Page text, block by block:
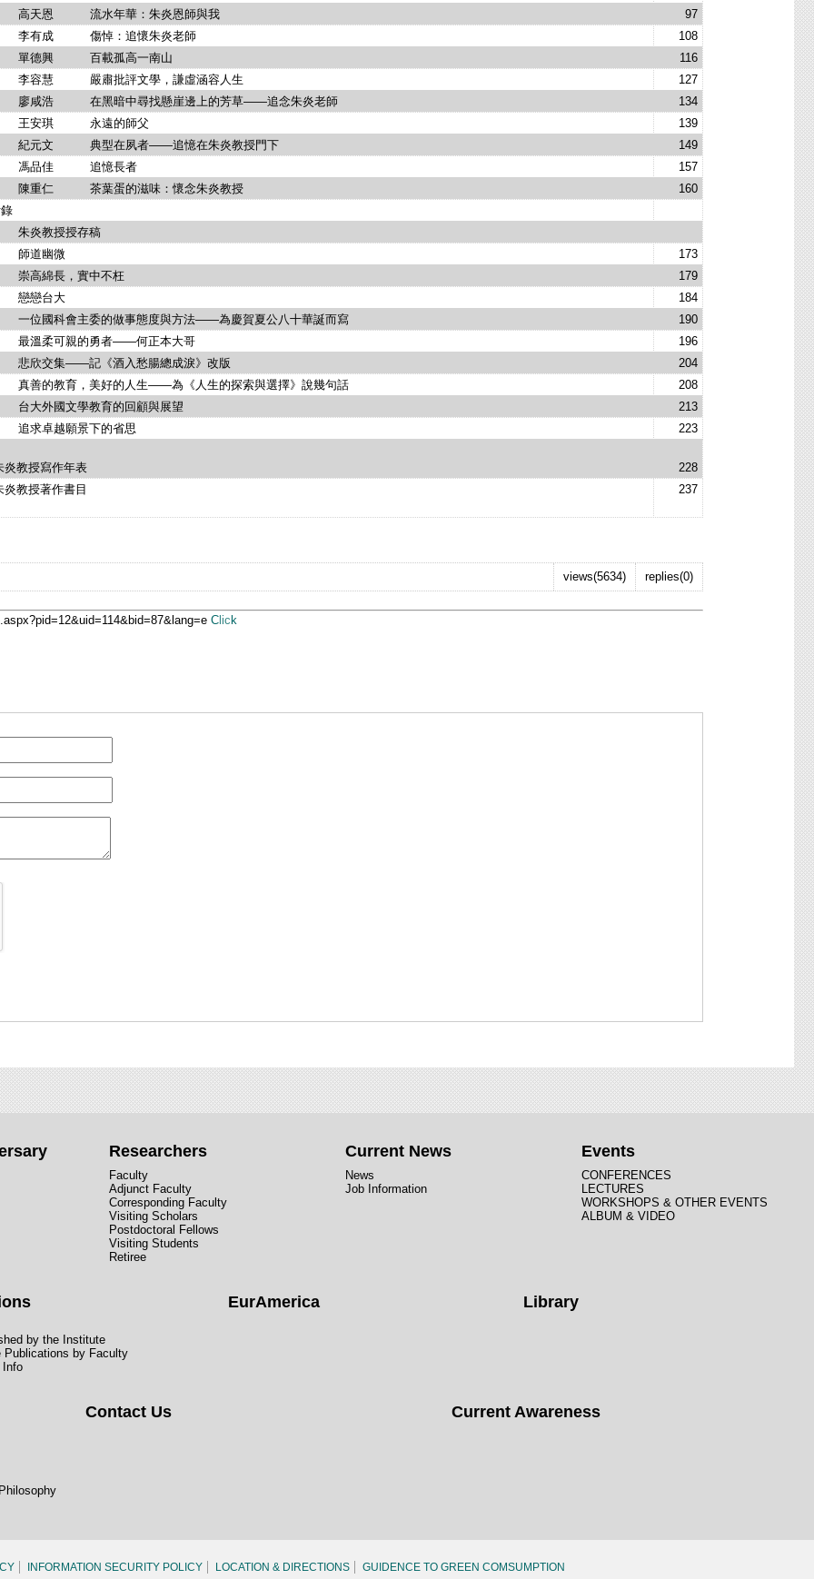
恩 流水年華：朱炎恩師與我
97
成 傷悼：追懷朱炎老師
108
興 百載孤高一南山
116
慧 嚴肅批評文學，謙虛涵容人生
127
在黑暗中尋找懸崖邊上的芳草——追念朱炎老師
134
琪 永遠的師父
139
文 典型在夙者——追憶在朱炎教授門下
149
佳 追憶長者
157
仁 茶葉蛋的滋味：懷念朱炎教授
160
教授授存稿
幽微
173
綿長，實中不枉
179
台大
184
科會主委的做事態度與方法——為慶賀夏公八十華誕而寫
190
可親的勇者——何正本大哥
196
集——記《酒入愁腸總成淚》改版
204
教育，美好的人生——為《人生的探索與選擇》說幾句話
208
國文學教育的回顧與展望
213
卓越願景下的省思
223
授寫作年表
228
授著作書目
237
replies(0)
views(5634)
Click
Researchers
Faculty
Adjunct Faculty
Corresponding Faculty
Visiting Scholars
Postdoctoral Fellows
Visiting Students
Retiree
Current News
News
Job Information
Events
CONFERENCES
LECTURES
WORKSHOPS & OTHER EVENTS
ALBUM & VIDEO
by the Institute
Publications by Faculty
Info
EurAmerica Library
Contact Us Current Awareness
INFORMATION SECURITY POLICY LOCATION & DIRECTIONS GUIDENCE TO GREEN COMSUMPTION